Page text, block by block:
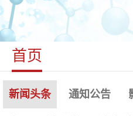
首页
新闻头条 通知公告